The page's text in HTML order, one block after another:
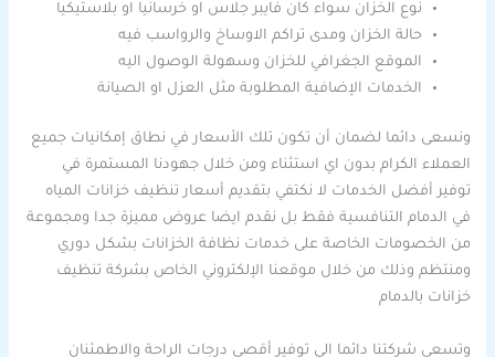
نوع الخزان سواء كان فايبر جلاس او خرسانيا او بلاستيكيا
حالة الخزان ومدى تراكم الاوساخ والرواسب فيه
الموقع الجغرافي للخزان وسهولة الوصول اليه
الخدمات الإضافية المطلوبة مثل العزل او الصيانة
ونسعى دائما لضمان أن تكون تلك الأسعار في نطاق إمكانيات جميع
العملاء الكرام بدون اي استثناء ومن خلال جهودنا المستمرة في
توفير أفضل الخدمات لا نكتفي بتقديم أسعار تنظيف خزانات المياه
في الدمام التنافسية فقط بل نقدم ايضا عروض مميزة جدا ومجموعة
من الخصومات الخاصة على خدمات نظافة الخزانات بشكل دوري
ومنتظم وذلك من خلال موقعنا الإلكتروني الخاص بشركة تنظيف
خزانات بالدمام
وتسعى شركتنا دائما الى توفير أقصى درجات الراحة والاطمئنان